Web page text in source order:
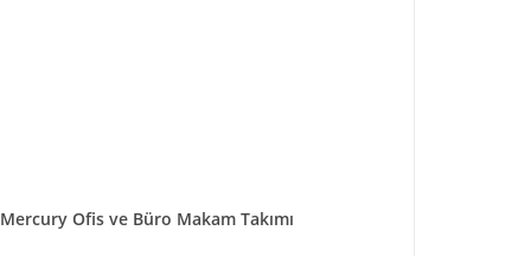
Mercury Ofis ve Büro Makam Takımı